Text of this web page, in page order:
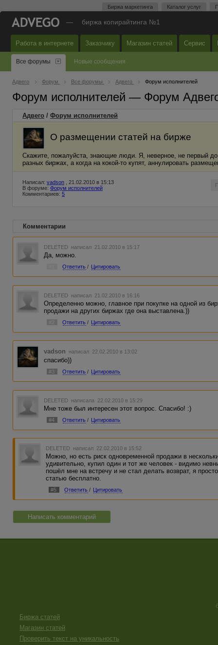
Биржа маркетинга Каталог услуг
— биржа копирайтинга №1
Работа в интернете Заказчику Магазин статей Сервис
Все форумы Новые сообщения
Адвего Форум Все форумы Адвего Форум исполнителей
Форум исполнителей — Форум
Адвего / Форум исполнителей
О размещении статей на бирже
Скажите, пожалуйста, знающие люди. Я, неверное, не первый
разных биржах, а когда на кокой-то купят, аннулировать
Написал: vadson , 21.02.2010 в 15:13
В форуме: Форум исполнителей
Комментариев: 5
Комментарии
DELETED написал 21.02.2010 в 15:17
Да, можно.
Ответить / Цитировать
DELETED написал 21.02.2010 в 16:16
Определенно можно, главное при покупке на одной из
продажи на других биржах где она выставлена.))
#2 Ответить / Цитировать
vadson написал 22.02.2010 в 13:02
спасибо))
#3 Ответить / Цитировать
DELETED написала 22.02.2010 в 15:29
Мне тоже был интересен этот вопрос. Спасибо! :)
#4 Ответить / Цитировать
DELETED написал 22.02.2010 в 15:52
Можно, но есть риск одновременной продажи в
удивительно, купил один и тот же человек - видимо
пошёл мне на встречу и не стал делать возврат, я
статью бесплатно.
#5 Ответить / Цитировать
Написать комментарий
Биржа статей
Магазин статей
Проверить текст на уникальность